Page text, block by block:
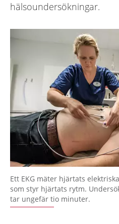
hälsoundersökningar.
Ett EKG mäter hjärtats
som styr hjärtats rytm.
tar ungefär tio minuter.